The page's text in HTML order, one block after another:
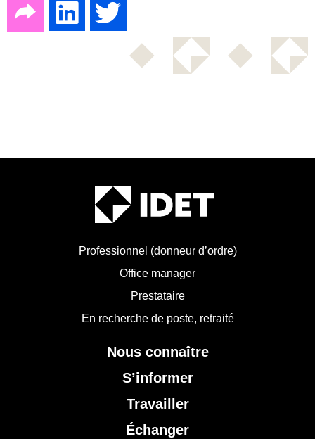
Professionnel (donneur d’ordre)
Office manager
Prestataire
En recherche de poste, retraité
Nous connaître
S’informer
Travailler
Échanger